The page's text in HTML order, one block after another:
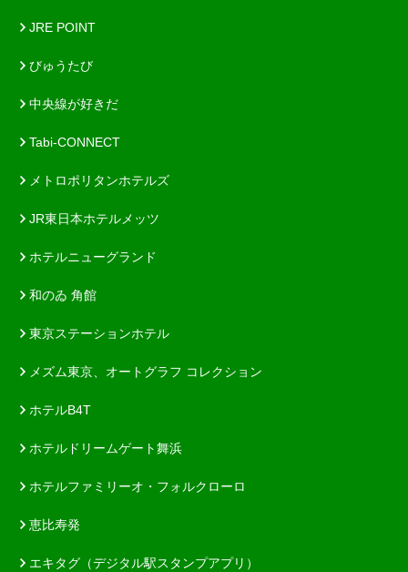
JRE POINT
びゅうたび
中央線が好きだ
Tabi-CONNECT
メトロポリタンホテルズ
JR東日本ホテルメッツ
ホテルニューグランド
和のゐ 角館
東京ステーションホテル
メズム東京、オートグラフ コレクション
ホテルB4T
ホテルドリームゲート舞浜
ホテルファミリーオ・フォルクローロ
恵比寿発
エキタグ（デジタル駅スタンプアプリ）